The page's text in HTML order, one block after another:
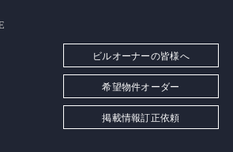
ビルオーナーの皆様へ
希望物件オーダー
掲載情報訂正依頼